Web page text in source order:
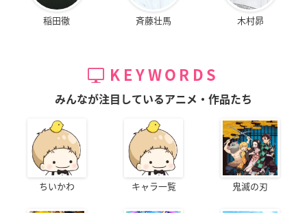
稲田徹 斉藤壮馬 木村昴
KEYWORDS
みんなが注目しているアニメ・作品たち
ちいかわ キャラ一覧 鬼滅の刃